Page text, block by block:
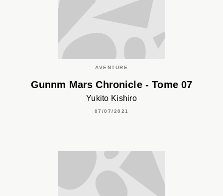
AVENTURE
Gunnm Mars Chronicle - Tome 07
Yukito Kishiro
07/07/2021